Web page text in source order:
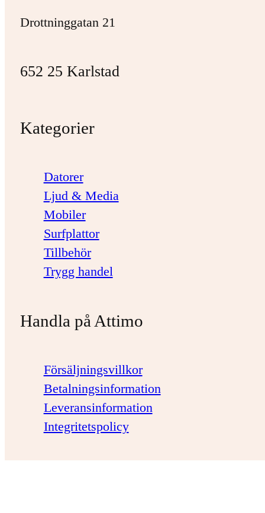
Drottninggatan 21
652 25 Karlstad
Kategorier
Datorer
Ljud & Media
Mobiler
Surfplattor
Tillbehör
Trygg handel
Handla på Attimo
Försäljningsvillkor
Betalningsinformation
Leveransinformation
Integritetspolicy